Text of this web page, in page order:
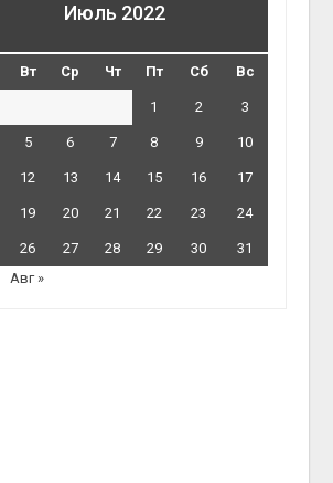
Июль 2022
Вт Ср Чт Пт Сб Вс
1 2 3
5 6 7 8 9 10
12 13 14 15 16 17
19 20 21 22 23 24
26 27 28 29 30
31
Авг »